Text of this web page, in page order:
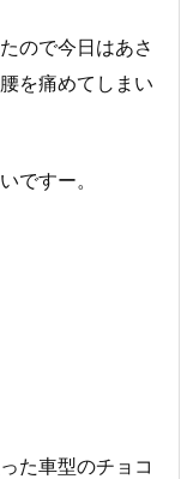
ので今日はあさ
を痛めてしまい
ですー。
た車型のチョコ